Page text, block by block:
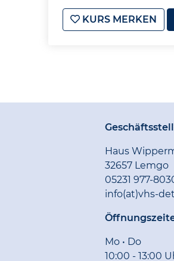
KURS MERKEN
Haus
32657 Lemgo
05231 977-
info(at)vhs-
Mo • Do
10:00 - 13:00